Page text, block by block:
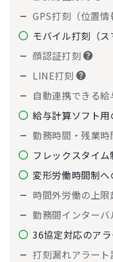
GPS打刻（位置情
モバイル打刻（ス
顔認証打刻
LINE打刻
自動連携できる
給与計算ソフト
勤務時間・残業
フレックスタイ
変形労働時間制へ
時間外労働の上
勤務間インター
36協定対応のア
打刻漏れアラート